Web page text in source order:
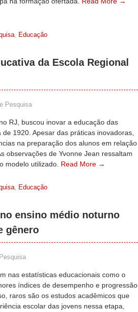
, Educação
da Escola Regional
Pesquisa
RJ, buscou inovar a educação das
1920. Apesar das práticas inovadoras,
na preparação dos alunos em relação
observações de Yvonne Jean ressaltam
modelo utilizado. Read More →
, Educação
ensino médio noturno
gênero
nas estatísticas educacionais como o
índices de desempenho e progressão
raros são os estudos acadêmicos que
escolar das jovens nessa etapa,